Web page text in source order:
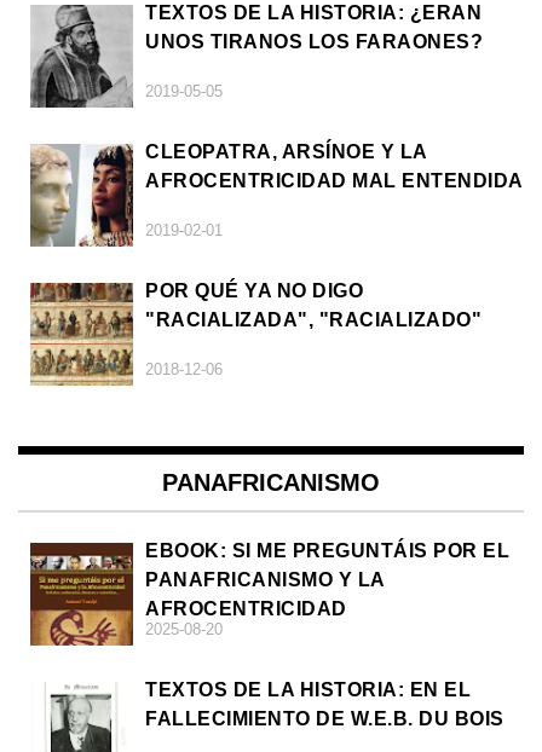
TEXTOS DE LA HISTORIA: ¿ERAN
UNOS TIRANOS LOS FARAONES?
2019-05-05
CLEOPATRA, ARSÍNOE Y LA
AFROCENTRICIDAD MAL ENTENDIDA
2019-02-01
POR QUÉ YA NO DIGO
"RACIALIZADA", "RACIALIZADO"
2018-12-06
PANAFRICANISMO
EBOOK: SI ME PREGUNTÁIS POR EL
PANAFRICANISMO Y LA
AFROCENTRICIDAD
2025-08-20
TEXTOS DE LA HISTORIA: EN EL
FALLECIMIENTO DE W.E.B. DU BOIS